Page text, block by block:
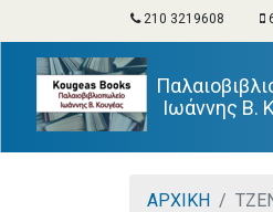
210 3219608
Ιωάννης Β.
ΑΡΧΙΚΗ